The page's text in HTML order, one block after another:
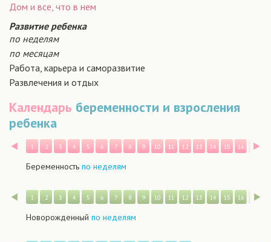
Дом и все, что в нем
Развитие ребенка
по неделям
по месяцам
Работа, карьера и саморазвитие
Развлечения и отдых
Календарь беременности и взросления
ребенка
Назад
1 2 3 4 5 6 7 8 9 10 11 12 13 14 15 16 17
Беременность по неделям
Назад
1 2 3 4 5 6 7 8 9 10 11 12 13 14 15 16 17
Новорожденный по неделям